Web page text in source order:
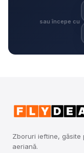
sau începe cu
Zboruri ieftine, găsite
aeriană.